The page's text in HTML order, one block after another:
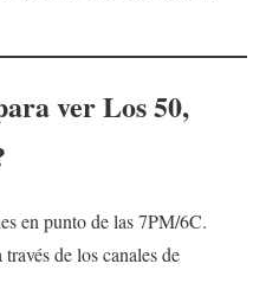
ver Los 50,
en punto de las 7PM/6C.
de los canales de